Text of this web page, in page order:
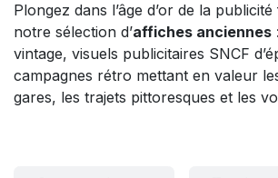
Plongez dans l’âge d’or de la
notre sélection d’affiches anciennes
vintage, visuels publicitaires SNCF
campagnes rétro mettant en valeur
gares, les trajets pittoresques et les